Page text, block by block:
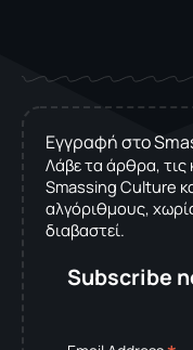
Εγγραφή στο
Λάβε τα άρθρα, τις
Smassing Culture
αλγόριθμους,
διαβαστεί.
Subscribe